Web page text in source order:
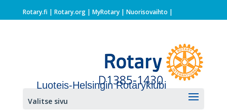
Rotary.fi | Rotary.org| MyRotary | Nuorisovaihto |
Luoteis-Helsingin Rotaryklubi
Valitse sivu